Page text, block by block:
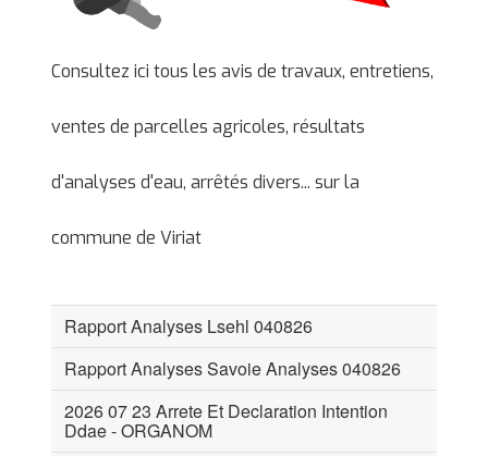
Consultez ici tous les avis de travaux, entretiens,
ventes de parcelles agricoles, résultats
d'analyses d'eau, arrêtés divers... sur la
commune de Viriat
Rapport Analyses Lsehl 040826
Rapport Analyses Savoie Analyses 040826
2026 07 23 Arrete Et Declaration Intention
Ddae - ORGANOM